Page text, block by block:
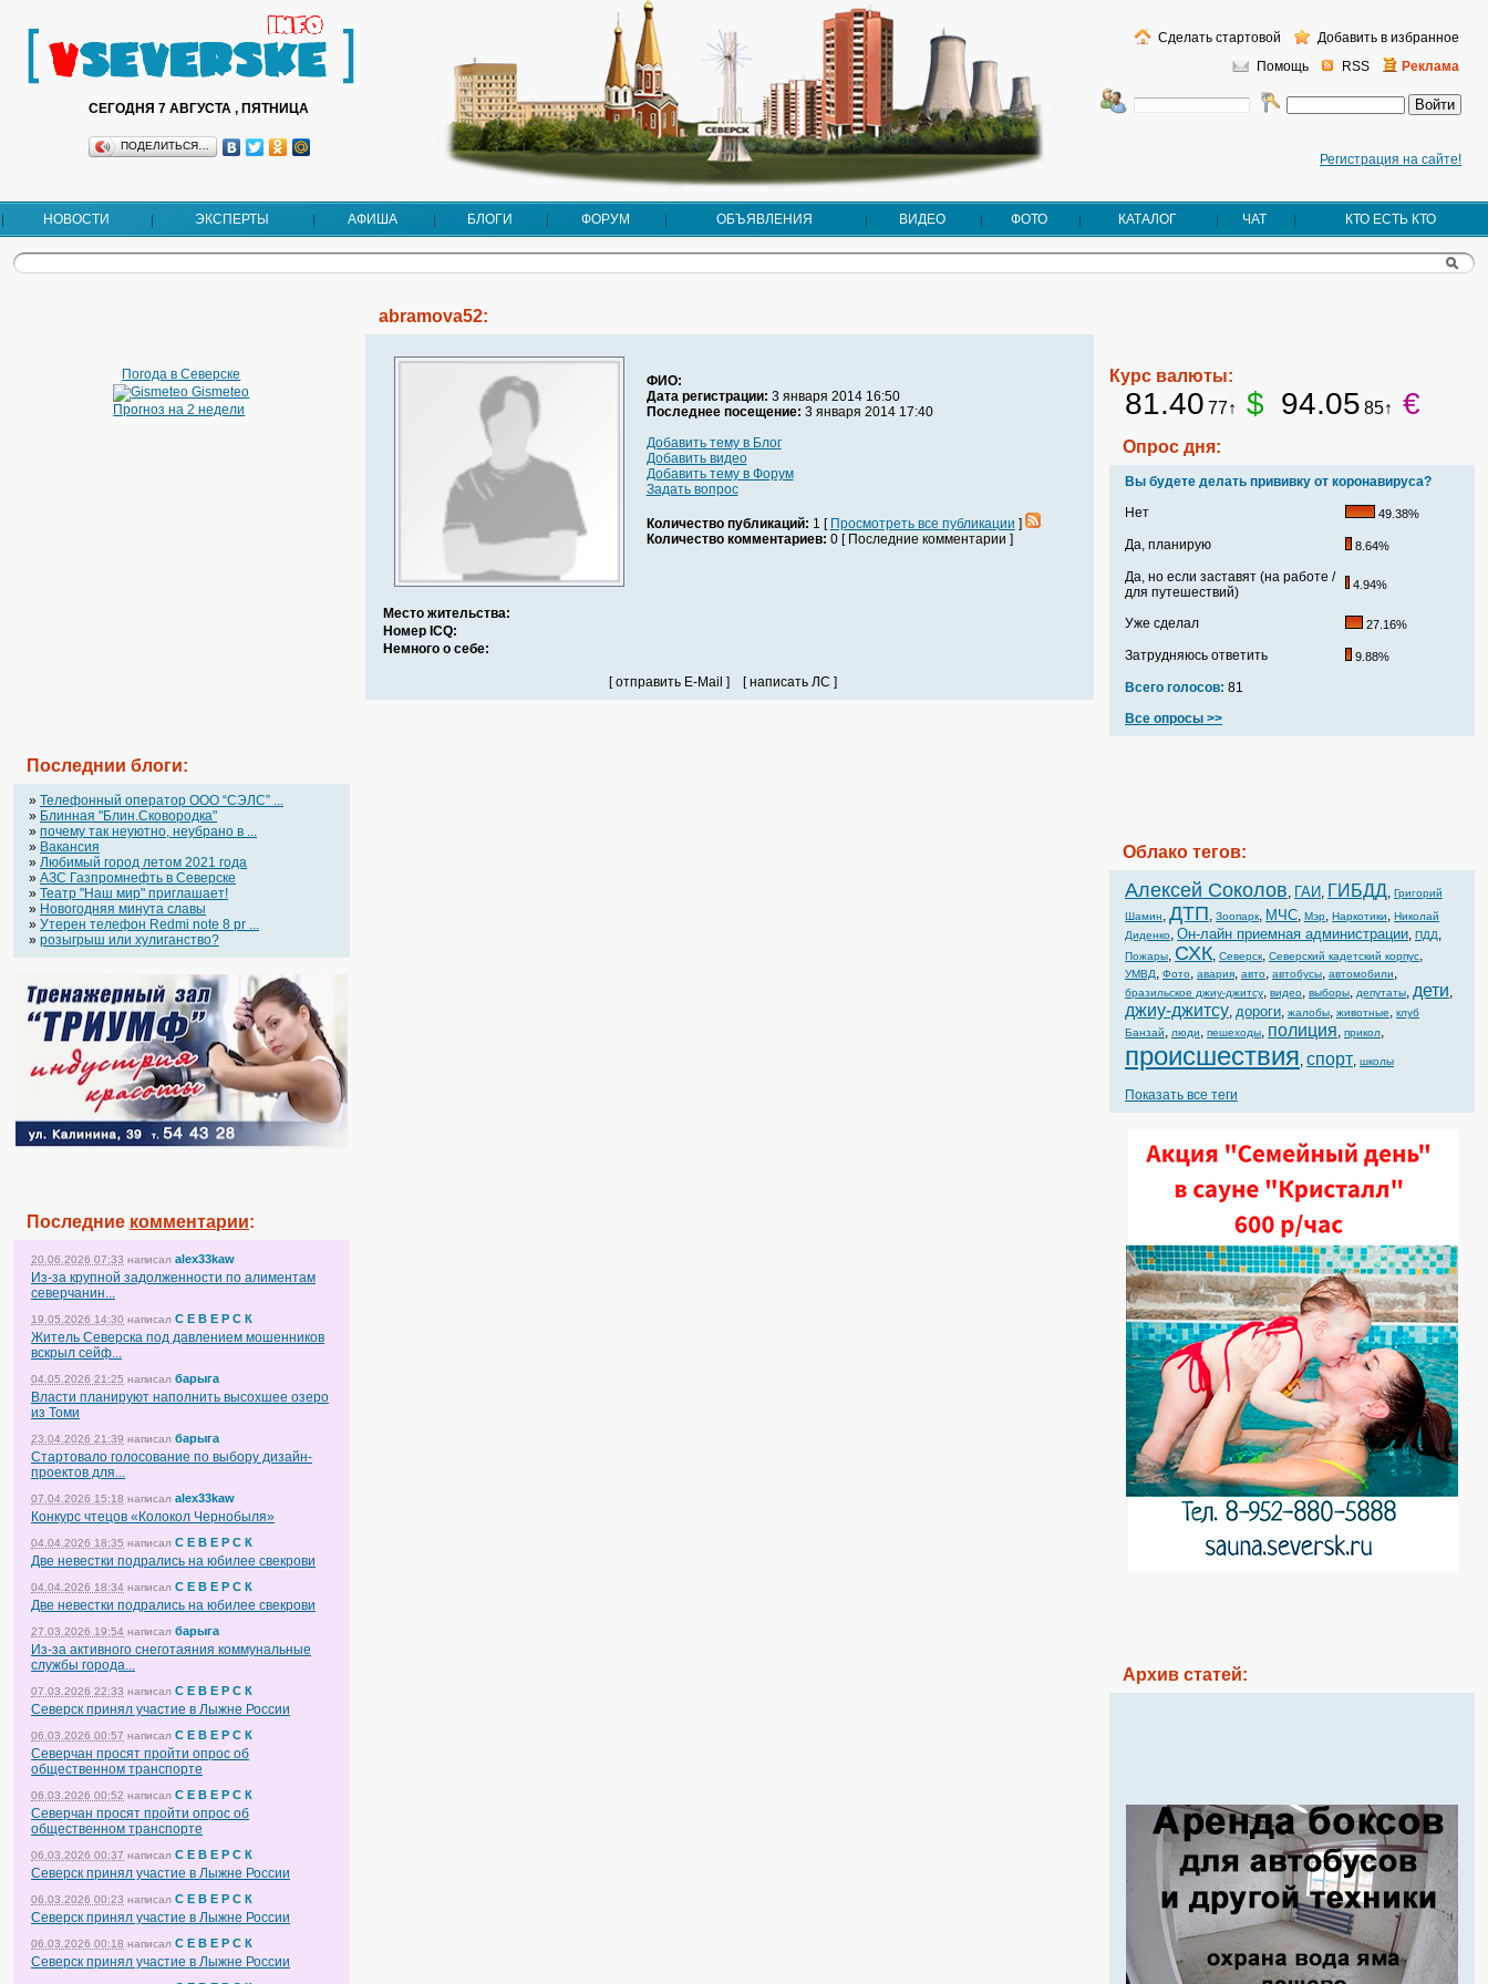
СЕГОДНЯ 7 АВГУСТА , ПЯТНИЦА
ПОДЕЛИТЬСЯ…
Регистрация на сайте!
Помощь RSS Реклама
Сделать стартовой Добавить в избранное
НОВОСТИ ЭКСПЕРТЫ АФИША БЛОГИ ФОРУМ ОБЪЯВЛЕНИЯ ВИДЕО ФОТО КАТАЛОГ ЧАТ КТО ЕСТЬ КТО
Погода в Северске
Gismeteo
Прогноз на 2 недели
Последнии блоги:
» Телефонный оператор OOO “СЭЛС” ...
» Блинная "Блин.Сковородка"
» почему так неуютно, неубрано в ...
» Вакансия
» Любимый город летом 2021 года
» АЗС Газпромнефть в Северске
» Театр "Наш мир" приглашает!
» Новогодняя минута славы
» Утерен телефон Redmi note 8 pr ...
» розыгрыш или хулиганство?
Последние комментарии:
20.06.2026 07:33 написал alex33kaw
Из-за крупной задолженности по алиментам
северчанин...
19.05.2026 14:30 написал С Е В Е Р С К
Житель Северска под давлением мошенников
вскрыл сейф...
04.05.2026 21:25 написал барыга
Власти планируют наполнить высохшее озеро
из Томи
23.04.2026 21:39 написал барыга
Стартовало голосование по выбору дизайн-
проектов для...
07.04.2026 15:18 написал alex33kaw
Конкурс чтецов «Колокол Чернобыля»
04.04.2026 18:35 написал С Е В Е Р С К
Две невестки подрались на юбилее свекрови
04.04.2026 18:34 написал С Е В Е Р С К
Две невестки подрались на юбилее свекрови
27.03.2026 19:54 написал барыга
Из-за активного снеготаяния коммунальные
службы города...
07.03.2026 22:33 написал С Е В Е Р С К
Северск принял участие в Лыжне России
06.03.2026 00:57 написал С Е В Е Р С К
Северчан просят пройти опрос об
общественном транспорте
06.03.2026 00:52 написал С Е В Е Р С К
Северчан просят пройти опрос об
общественном транспорте
06.03.2026 00:37 написал С Е В Е Р С К
Северск принял участие в Лыжне России
06.03.2026 00:23 написал С Е В Е Р С К
Северск принял участие в Лыжне России
06.03.2026 00:18 написал С Е В Е Р С К
Северск принял участие в Лыжне России
abramova52:
ФИО:
Дата регистрации: 3 января 2014 16:50
Последнее посещение: 3 января 2014 17:40
Добавить тему в Блог
Добавить видео
Добавить тему в Форум
Задать вопрос
Количество публикаций: 1 [ Просмотреть все публикации ]
Количество комментариев: 0 [ Последние комментарии ]
Место жительства:
Номер ICQ:
Немного о себе:
[ отправить E-Mail ] [ написать ЛС ]
Курс валюты:
81.40 77↑ $ 94.05 85↑ €
Опрос дня:
Вы будете делать прививку от коронавируса?
Нет
49.38%
Да, планирую 8.64%
Да, но если заставят (на работе /
для путешествий)
4.94%
Уже сделал 27.16%
Затрудняюсь ответить 9.88%
Всего голосов: 81
Все опросы >>
Облако тегов:
Алексей Соколов, ГАИ, ГИБДД, Григорий
Шамин, ДТП, Зоопарк, МЧС, Мэр, Наркотики, Николай
Диденко, Он-лайн приемная администрации, ПДД,
Пожары, СХК, Северск, Северский кадетский корпус,
УМВД, Фото, авария, авто, автобусы, автомобили,
бразильское джиу-джитсу, видео, выборы, депутаты, дети,
джиу-джитсу, дороги, жалобы, животные, клуб
Банзай, люди, пешеходы, полиция, прикол,
происшествия, спорт, школы
Показать все теги
Архив статей: